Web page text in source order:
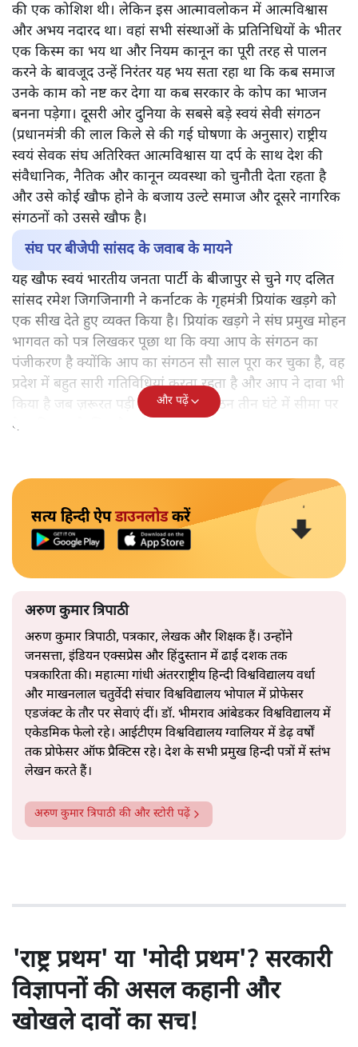
की एक कोशिश थी। लेकिन इस आत्मावलोकन में आत्मविश्वास
और अभय नदारद था। वहां सभी संस्थाओं के प्रतिनिधियों के भीतर
एक किस्म का भय था और नियम कानून का पूरी तरह से पालन
करने के बावजूद उन्हें निरंतर यह भय सता रहा था कि कब समाज
उनके काम को नष्ट कर देगा या कब सरकार के कोप का भाजन
बनना पड़ेगा। दूसरी ओर दुनिया के सबसे बड़े स्वयं सेवी संगठन
(प्रधानमंत्री की लाल किले से की गई घोषणा के अनुसार) राष्ट्रीय
स्वयं सेवक संघ अतिरिक्त आत्मविश्वास या दर्प के साथ देश की
संवैधानिक, नैतिक और कानून व्यवस्था को चुनौती देता रहता है
और उसे कोई खौफ होने के बजाय उल्टे समाज और दूसरे नागरिक
संगठनों को उससे खौफ है।
संघ पर बीजेपी सांसद के जवाब के मायने
यह खौफ स्वयं भारतीय जनता पार्टी के बीजापुर से चुने गए दलित
सांसद रमेश जिगजिनागी ने कर्नाटक के गृहमंत्री प्रियांक खड़गे को
एक सीख देते हुए व्यक्त किया है। प्रियांक खड़गे ने संघ प्रमुख मोहन
भागवत को पत्र लिखकर पूछा था कि क्या आप के संगठन का
पंजीकरण है क्योंकि आप का संगठन सौ साल पूरा कर चुका है, वह
प्रदेश में बहुत सारी गतिविधियां करता रहता है और आप ने दावा भी
किया है जब ज़रूरत पड़ी तो आप का संगठन तीन घंटे में सीमा पर
देश की रक्षा के लिए तैनाती कर सकता है।
और पढ़ें
सत्य हिन्दी ऐपडाउनलोडकरें
अरुण कुमार त्रिपाठी
अरुण कुमार त्रिपाठी, पत्रकार, लेखक और शिक्षक हैं। उन्होंने
जनसत्ता, इंडियन एक्सप्रेस और हिंदुस्तान में ढाई दशक तक
पत्रकारिता की। महात्मा गांधी अंतरराष्ट्रीय हिन्दी विश्वविद्यालय वर्धा
और माखनलाल चतुर्वेदी संचार विश्वविद्यालय भोपाल में प्रोफेसर
एडजंक्ट के तौर पर सेवाएं दीं। डॉ. भीमराव आंबेडकर विश्वविद्यालय में
एकेडमिक फेलो रहे। आईटीएम विश्वविद्यालय ग्वालियर में डेढ़ वर्षों
तक प्रोफेसर ऑफ प्रैक्टिस रहे। देश के सभी प्रमुख हिन्दी पत्रों में स्तंभ
लेखन करते हैं।
अरुण कुमार त्रिपाठी की और स्टोरी पढ़ें
'राष्ट्र प्रथम' या 'मोदी प्रथम'? सरकारी
विज्ञापनों की असल कहानी और
खोखले दावों का सच!